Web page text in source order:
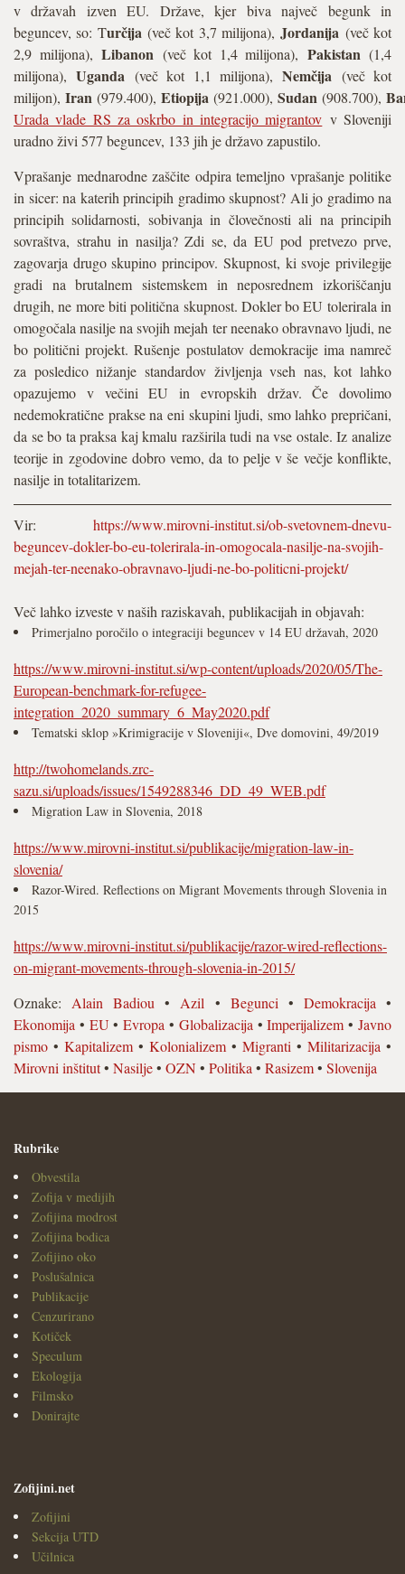
v državah izven EU. Države, kjer biva največ begunk in
beguncev, so: Turčija(več kot 3,7 milijona),Jordanija (več kot
2,9 milijona), Libanon (več kot 1,4 milijona), Pakistan (1,4
milijona),Uganda (več kot 1,1 milijona),Nemčija (več kot
milijon), Iran (979.400), Etiopija (921.000), Sudan (908.700),
Urada vlade RS za oskrbo in integracijo migrantov v Sloveniji
uradno živi 577 beguncev, 133 jih je državo zapustilo.
Vprašanje mednarodne zaščite odpira temeljno vprašanje politike
in sicer: na katerih principih gradimo skupnost? Ali jo gradimo na
principih solidarnosti, sobivanja in človečnosti ali na principih
sovraštva, strahu in nasilja? Zdi se, da EU pod pretvezo prve,
zagovarja drugo skupino principov. Skupnost, ki svoje privilegije
gradi na brutalnem sistemskem in neposrednem izkoriščanju
drugih, ne more biti politična skupnost. Dokler bo EU tolerirala in
omogočala nasilje na svojih mejah ter neenako obravnavo ljudi, ne
bo politični projekt. Rušenje postulatov demokracije ima namreč
za posledico nižanje standardov življenja vseh nas, kot lahko
opazujemo v večini EU in evropskih držav. Če dovolimo
nedemokratične prakse na eni skupini ljudi, smo lahko prepričani,
da se bo ta praksa kaj kmalu razširila tudi na vse ostale. Iz analize
teorije in zgodovine dobro vemo, da to pelje v še večje konflikte,
nasilje in totalitarizem.
Vir: https://www.mirovni-institut.si/ob-svetovnem-dnevu-
beguncev-dokler-bo-eu-tolerirala-in-omogocala-nasilje-na-svojih-
mejah-ter-neenako-obravnavo-ljudi-ne-bo-politicni-projekt/
Več lahko izveste v naših raziskavah, publikacijah in objavah:
Primerjalno poročilo o integraciji beguncev v 14 EU državah, 2020
https://www.mirovni-institut.si/wp-content/uploads/2020/05/The-
European-benchmark-for-refugee-
integration_2020_summary_6_May2020.pdf
Tematski sklop »Krimigracije v Sloveniji«, Dve domovini, 49/2019
http://twohomelands.zrc-
sazu.si/uploads/issues/1549288346_DD_49_WEB.pdf
Migration Law in Slovenia, 2018
https://www.mirovni-institut.si/publikacije/migration-law-in-
slovenia/
Razor-Wired. Reflections on Migrant Movements through Slovenia in
2015
https://www.mirovni-institut.si/publikacije/razor-wired-reflections-
on-migrant-movements-through-slovenia-in-2015/
Oznake: Alain Badiou • Azil • Begunci • Demokracija •
Ekonomija • EU •Evropa • Globalizacija •Imperijalizem •Javno
pismo • Kapitalizem • Kolonializem • Migranti • Militarizacija •
Mirovni inštitut• Nasilje• OZN• Politika • Rasizem• Slovenija
Rubrike
Obvestila
Zofija v medijih
Zofijina modrost
Zofijina bodica
Zofijino oko
Poslušalnica
Publikacije
Cenzurirano
Kotiček
Speculum
Ekologija
Filmsko
Donirajte
Zofijini.net
Zofijini
Sekcija UTD
Učilnica